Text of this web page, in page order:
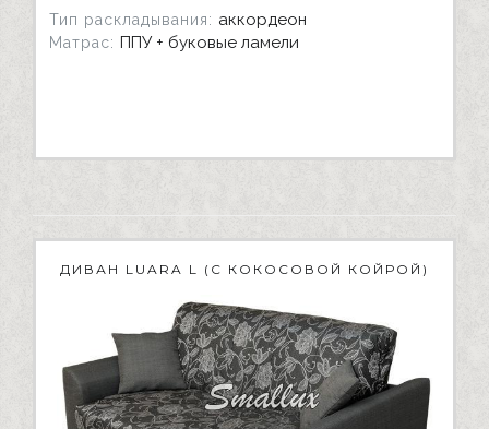
Тип раскладывания: аккордеон
Матрас: ППУ + буковые ламели
ДИВАН LUARA L (С КОКОСОВОЙ КОЙРОЙ)